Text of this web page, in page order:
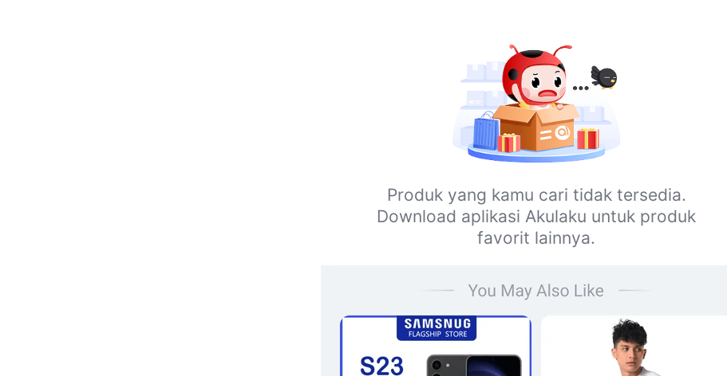
Produk yang kamu cari tidak tersedia.
Download aplikasi Akulaku untuk produk
favorit lainnya.